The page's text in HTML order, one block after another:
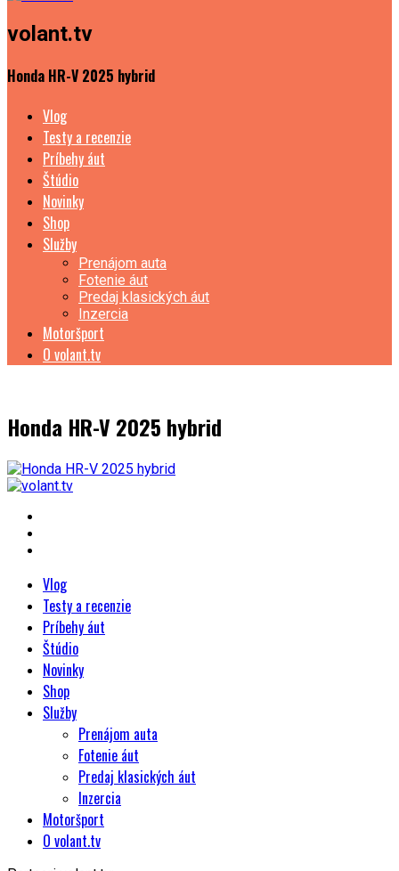
volant.tv
Honda HR-V 2025 hybrid
Vlog
Testy a recenzie
Príbehy áut
Štúdio
Novinky
Shop
Služby
Prenájom auta
Fotenie áut
Predaj klasických áut
Inzercia
Motoršport
O volant.tv
Honda HR-V 2025 hybrid
Vlog
Testy a recenzie
Príbehy áut
Štúdio
Novinky
Shop
Služby
Prenájom auta
Fotenie áut
Predaj klasických áut
Inzercia
Motoršport
O volant.tv